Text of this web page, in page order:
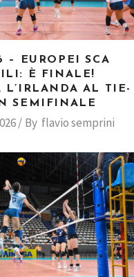
EUROPEI SCA
È FINALE!
L’IRLANDA AL TIE-
SEMIFINALE
By flavio semprini